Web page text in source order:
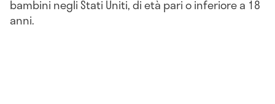
bambini negli Stati Uniti, di età pari o inferiore a 18
anni.